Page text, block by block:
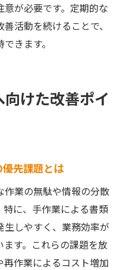
が必要です。定期的な
活動を続けることで、
きます。
けた改善ポイ
先課題とは
作業の無駄や情報の分散
に、手作業による書類
しやすく、業務効率が
す。これらの課題を放
作業によるコスト増加